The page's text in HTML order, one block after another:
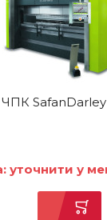
уточнити у